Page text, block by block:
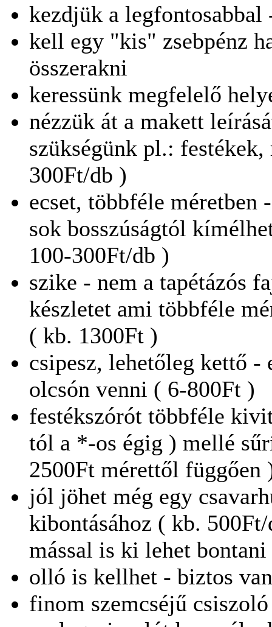
kezdjük a
kell egy "kis" zsebpénz
összerakni
keressünk megfelelő
nézzük át a makett
szükségünk pl.:
300Ft/db )
ecset, többféle méretben
sok bosszúságtól
100-300Ft/db )
szike - nem a tapétázós
készletet ami többféle
( kb. 1300Ft )
csipesz, lehetőleg kettő
olcsón venni ( 6-800Ft )
festékszórót többféle
tól a *-os égig ) mellé
2500Ft mérettől függően
jól jöhet még egy
kibontásához ( kb.
mással is ki lehet
olló is kellhet - biztos
finom szemcséjű